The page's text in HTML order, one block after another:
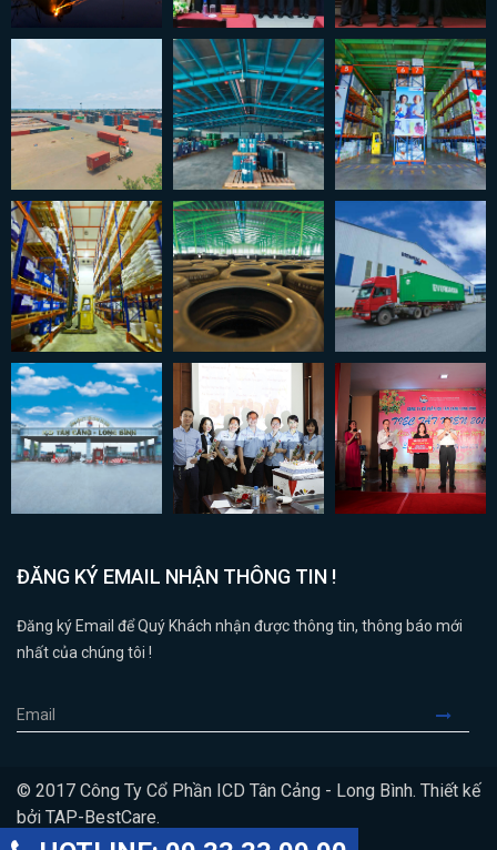
ĐĂNG KÝ EMAIL NHẬN THÔNG TIN !
Đăng ký Email để Quý Khách nhận được thông tin, thông báo mới
nhất của chúng tôi !
© 2017 Công Ty Cổ Phần ICD Tân Cảng - Long Bình. Thiết kế
bởi TAP-BestCare.